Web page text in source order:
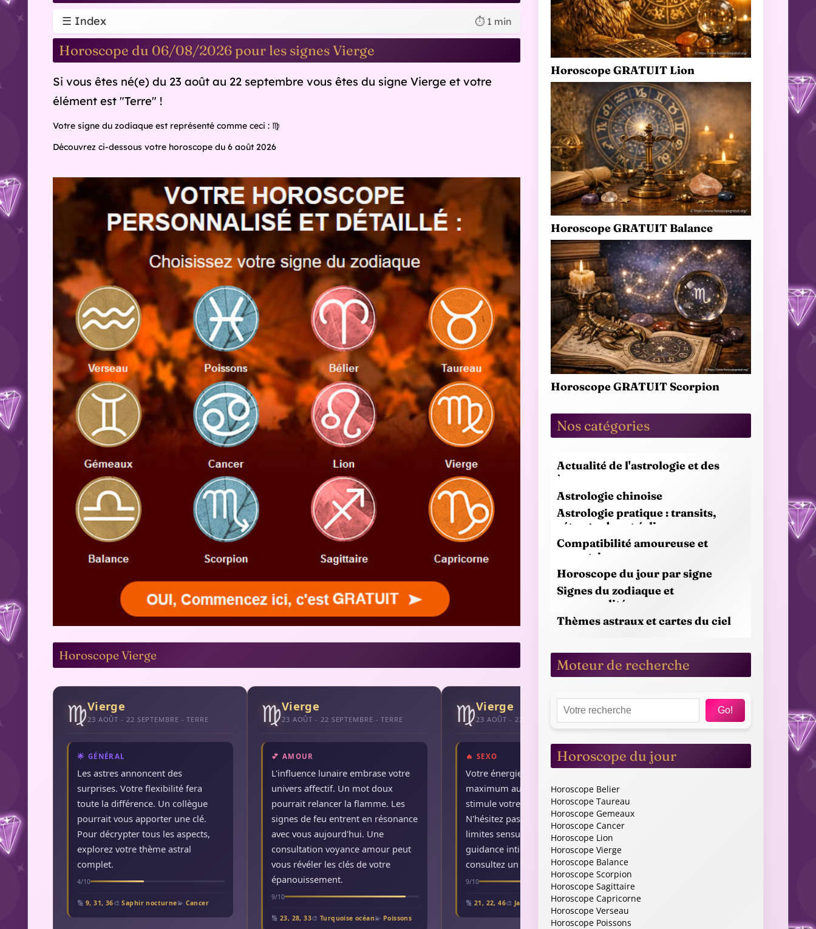
☰ Index ⏱️ 1 min
Horoscope du 06/08/2026 pour les signes Vierge
Si vous êtes né(e) du 23 août au 22 septembre vous êtes du signe Vierge et votre
élément est "Terre" !
Votre signe du zodiaque est représenté comme ceci : ♍
Découvrez ci-dessous votre horoscope du 6 août 2026
Horoscope Vierge
♍Vierge
23 AOÛT - 22 SEPTEMBRE - TERRE
🌟 GÉNÉRAL
Les astres annoncent des
surprises. Votre flexibilité fera
toute la différence. Un collègue
pourrait vous apporter une clé.
Pour décrypter tous les aspects,
explorez votre thème astral
complet.
4/10
🔢 9, 31, 36🎨Saphir nocturne💫 Cancer
♍Vierge
23 AOÛT - 22 SEPTEMBRE - TERRE
💕 AMOUR
L'influence lunaire embrase votre
univers affectif. Un mot doux
pourrait relancer la flamme. Les
signes de feu entrent en résonance
avec vous aujourd'hui. Une
consultation voyance amour peut
vous révéler les clés de votre
épanouissement.
9/10
🔢 23, 28, 33🎨 Turquoise océan💫 Poissons
♍Vierge
23 AOÛT - 22 SEPTEMBRE - TERRE
🔥 SEXO
Votre énergie érotique est au
maximum aujourd'hui. Vénus
stimule votre part sauvage.
N'hésitez pas à repousser vos
limites sensuelles. Pour une
guidance intime personnalisée,
consultez un astrologue spécialisé.
9/10
🔢 21, 22, 46🎨 Jade apaisant💫Vierge
Vierge
23 AOÛT - 22 SEPTEMBRE - TERRE
💼 TRAVAIL
Horoscope GRATUIT Lion
Horoscope GRATUIT Balance
Horoscope GRATUIT Scorpion
Nos catégories
Actualité de l'astrologie et des
horoscopes
Astrologie chinoise
Astrologie pratique : transits,
rétrogrades et éclipses
Compatibilité amoureuse et
synastrie
Horoscope du jour par signe
Signes du zodiaque et
personnalités
Thèmes astraux et cartes du ciel
Moteur de recherche
Go!
Horoscope du jour
Horoscope Belier
Horoscope Taureau
Horoscope Gemeaux
Horoscope Cancer
Horoscope Lion
Horoscope Vierge
Horoscope Balance
Horoscope Scorpion
Horoscope Sagittaire
Horoscope Capricorne
Horoscope Verseau
Horoscope Poissons